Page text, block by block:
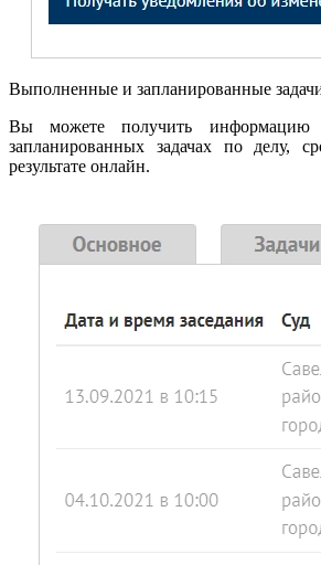
Выполненные и запланированные
Вы можете получить
запланированных задачах по делу,
результате онлайн.